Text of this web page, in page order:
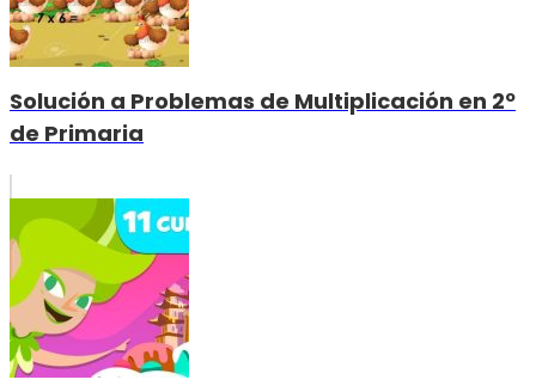
Solución a Problemas de Multiplicación en 2º
de Primaria